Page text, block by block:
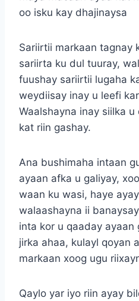
oo isku kay dhajinaysa
Sariirtii markaan tagnay
sariirta ku dul tuuray,
fuushay sariirtii lugaha
weydiisay inay u leefi
Waalshayna inay siilka
kat riin gashay.
Ana bushimaha intaan
ayaan afka u galiyay,
waan ku wasi, haye
walaashayna ii
inta kor u qaaday ayaan
jirka ahaa, kulayl qoyan
markaan xoog ugu
Qaylo yar iyo riin ayay